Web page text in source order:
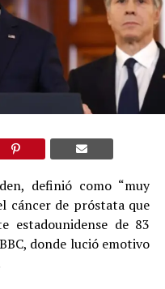
definió como “muy
cáncer de próstata que
estadounidense de 83
donde lució emotivo